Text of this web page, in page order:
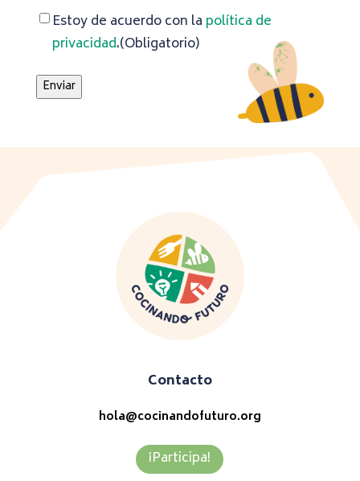
Consentimiento(Obligatorio)
Estoy de acuerdo con la política de
privacidad.(Obligatorio)
Enviar
Contacto
hola@cocinandofuturo.org
¡Participa!